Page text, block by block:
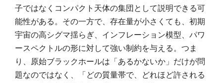
子ではなくコンパクト天体の集団として説明できる可
能性がある。その一方で、存在量が小さくても、初期
宇宙の高シグマ揺らぎ、インフレーション模型、パワ
ースペクトルの形に対して強い制約を与える。つま
り、原始ブラックホールは「あるかないか」だけが問
題なのではなく、「どの質量帯で、どれほど許される